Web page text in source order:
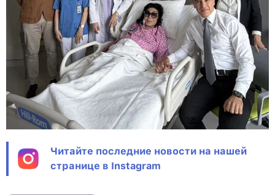
Читайте последние новости на нашей
странице в Instagram